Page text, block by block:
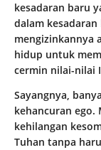
kesadaran baru
dalam
mengizinkannya
hidup untuk
cermin nilai-nilai
Sayangnya,
kehancuran ego.
kehilangan
Tuhan tanpa